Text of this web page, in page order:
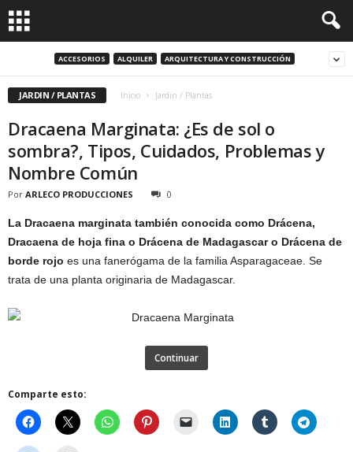
ACCESORIOS ALQUILER ARQUITECTURA Y CONSTRUCCIÓN
JARDIN / PLANTAS Inicio Jardin / Plantas
Dracaena Marginata: ¿Es de sol o
sombra?, Tipos, Cuidados, Problemas y
Nombre Común
Por ARLECO PRODUCCIONES 0
La Dracaena marginata también conocida como Drácena,
Dracaena de hoja fina o Drácena de Madagascar o Drácena de
borde rojo es una fanerógama de la familia Asparagaceae. Se
trata de una planta originaria de Madagascar.
Continuar
Comparte esto: